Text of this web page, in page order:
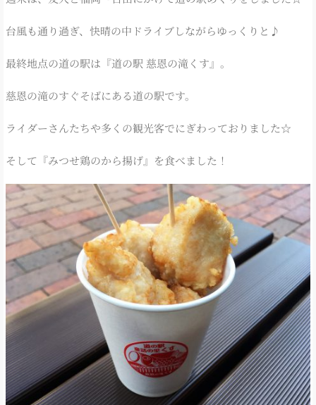
台風も通り過ぎ、快晴の中ドライブしながらゆっくりと♪
最終地点の道の駅は『道の駅 慈恩の滝くす』。
慈恩の滝のすぐそばにある道の駅です。
ライダーさんたちや多くの観光客でにぎわっておりました☆
そして『みつせ鶏のから揚げ』を食べました！